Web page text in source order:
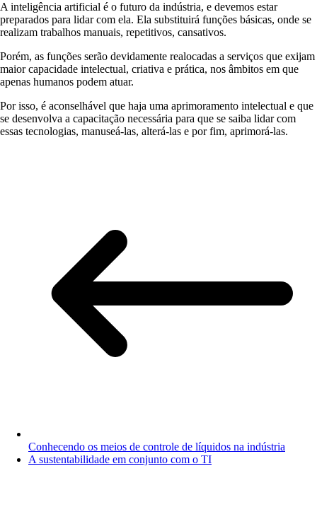
A inteligência artificial é o futuro da indústria, e devemos estar
preparados para lidar com ela. Ela substituirá funções básicas, onde se
realizam trabalhos manuais, repetitivos, cansativos.
Porém, as funções serão devidamente realocadas a serviços que exijam
maior capacidade intelectual, criativa e prática, nos âmbitos em que
apenas humanos podem atuar.
Por isso, é aconselhável que haja uma aprimoramento intelectual e que
se desenvolva a capacitação necessária para que se saiba lidar com
essas tecnologias, manuseá-las, alterá-las e por fim, aprimorá-las.
Conhecendo os meios de controle de líquidos na indústria
A sustentabilidade em conjunto com o TI